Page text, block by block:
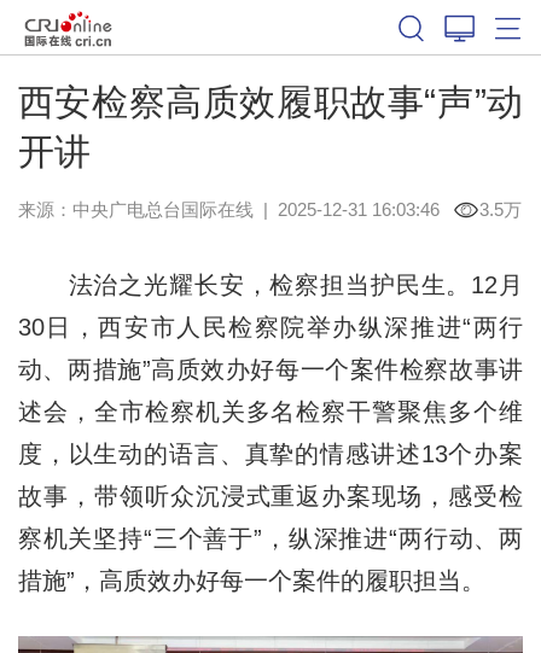
西安检察高质效履职故事“声”动
开讲
来源：中央广电总台国际在线| 2025-12-31 16:03:46 3.5万
法治之光耀长安，检察担当护民生。12月
30日，西安市人民检察院举办纵深推进“两行
动、两措施”高质效办好每一个案件检察故事讲
述会，全市检察机关多名检察干警聚焦多个维
度，以生动的语言、真挚的情感讲述13个办案
故事，带领听众沉浸式重返办案现场，感受检
察机关坚持“三个善于”，纵深推进“两行动、两
措施”，高质效办好每一个案件的履职担当。